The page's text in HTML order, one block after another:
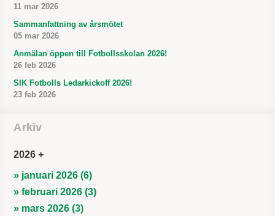
11 mar 2026
Sammanfattning av årsmötet
05 mar 2026
Anmälan öppen till Fotbollsskolan 2026!
26 feb 2026
SIK Fotbolls Ledarkickoff 2026!
23 feb 2026
Arkiv
2026
» januari 2026 (6)
» februari 2026 (3)
» mars 2026 (3)